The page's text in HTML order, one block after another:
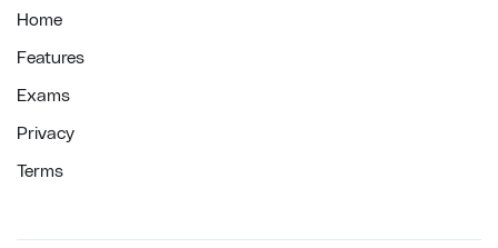
Home
Features
Exams
Privacy
Terms